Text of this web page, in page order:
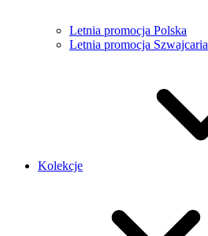
Letnia promocja Polska
Letnia promocja Szwajcaria
Kolekcje